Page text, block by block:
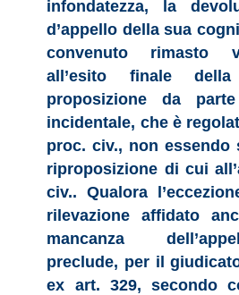
infondatezza, la
d’appello della sua
convenuto rimasto
all’esito finale
proposizione da
incidentale, che è
proc. civ., non essendo
riproposizione di cui
civ.. Qualora
rilevazione affidato
mancanza
preclude, per il
ex art. 329, secondo